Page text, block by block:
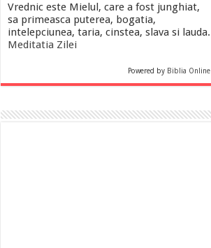
Vrednic este Mielul, care a fost junghiat,
sa primeasca puterea, bogatia,
intelepciunea, taria, cinstea, slava si lauda.
Meditatia Zilei
Powered by Biblia Online